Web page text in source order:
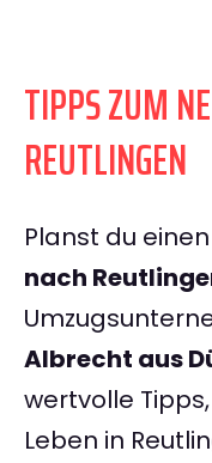
TIPPS ZUM
REUTLINGEN
Planst du einen
nach
Albrecht aus
wertvolle
Leben in